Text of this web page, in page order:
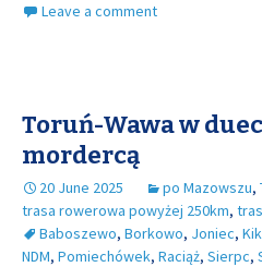
Leave a comment
Toruń-Wawa w
mordercą
20 June 2025 po Mazowszu,
trasa rowerowa powyżej 250km,
Baboszewo, Borkowo, Joniec,
NDM, Pomiechówek, Raciąż, Sierpc,